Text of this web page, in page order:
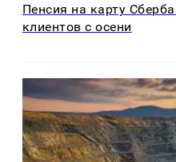
Пенсия на карту
клиентов с осени